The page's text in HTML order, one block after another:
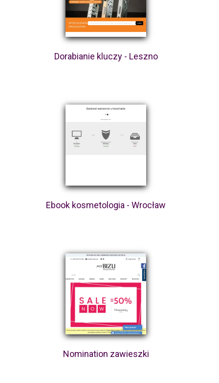
Dorabianie kluczy - Leszno
Ebook kosmetologia - Wrocław
Nomination zawieszki